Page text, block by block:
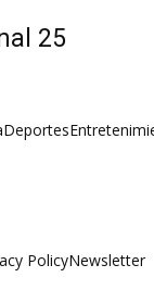
25
Deportes
PolicyNewsletter